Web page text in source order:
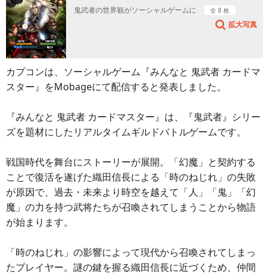
鬼武者の世界観がソーシャルゲームに 全 8 枚
拡大写真
カプコンは、ソーシャルゲーム『みんなと 鬼武者 カードマ
スター』をMobageにて配信すると発表しました。
『みんなと 鬼武者 カードマスター』は、『鬼武者』シリー
ズを題材にしたリアルタイムギルドバトルゲームです。
戦国時代を舞台にストーリーが展開。「幻魔」と契約する
ことで復活を遂げた織田信長による「時のねじれ」の失敗
が原因で、過去・未来より時空を越えて「人」「鬼」「幻
魔」の力を持つ武将たちが召喚されてしまうことから物語
が始まります。
「時のねじれ」の影響によって現代から召喚されてしまっ
たプレイヤー。謎の鍵を握る織田信長に近づくため、仲間